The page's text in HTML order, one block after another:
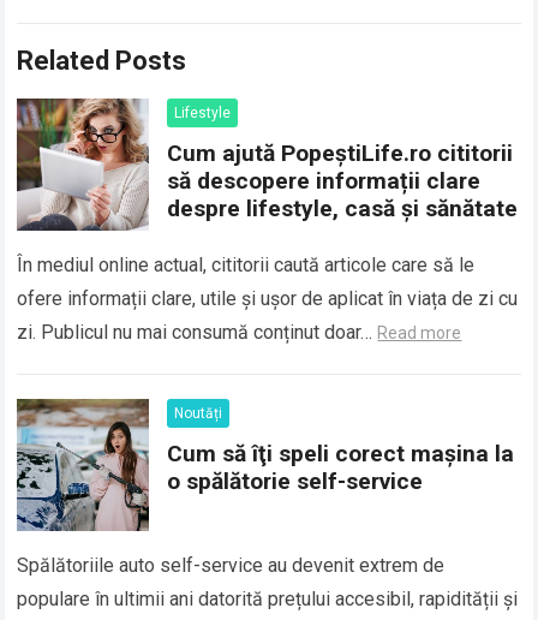
Related Posts
Lifestyle
Cum ajută PopeștiLife.ro cititorii
să descopere informații clare
despre lifestyle, casă și sănătate
În mediul online actual, cititorii caută articole care să le
ofere informații clare, utile și ușor de aplicat în viața de zi cu
zi. Publicul nu mai consumă conținut doar… Read more
Noutăți
Cum să îţi speli corect maşina la
o spălătorie self-service
Spălătoriile auto self-service au devenit extrem de
populare în ultimii ani datorită prețului accesibil, rapidității și